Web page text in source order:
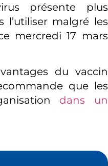
présente plus
malgré les
mercredi 17 mars
du vaccin
que les
dans un